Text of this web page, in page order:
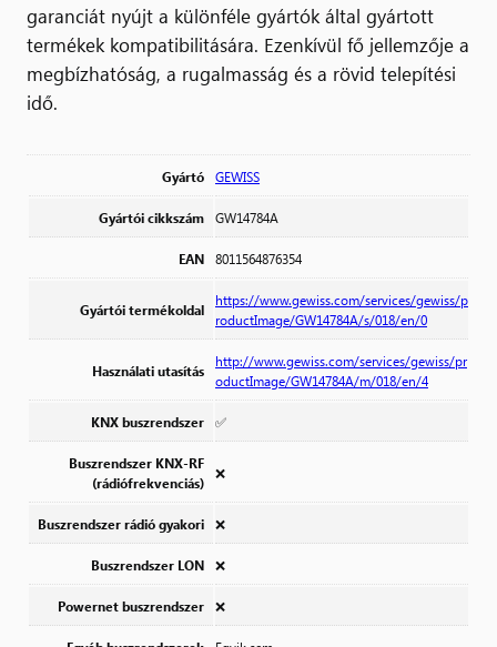
garanciát nyújt a különféle gyártók által gyártott
termékek kompatibilitására. Ezenkívül fő jellemzője a
megbízhatóság, a rugalmasság és a rövid telepítési
idő.
Gyártó GEWISS
Gyártói cikkszám GW14784A
EAN 8011564876354
Gyártói termékoldal
https://www.gewiss.com/services/gewiss/p
roductImage/GW14784A/s/018/en/0
Használati utasítás
http://www.gewiss.com/services/gewiss/pr
oductImage/GW14784A/m/018/en/4
KNX buszrendszer ✅
Buszrendszer KNX-RF
(rádiófrekvenciás)
❌
Buszrendszer rádió gyakori ❌
Buszrendszer LON ❌
Powernet buszrendszer ❌